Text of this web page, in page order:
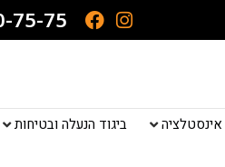
75-75
אינסטלציה ביגוד הנעלה ובטיחות